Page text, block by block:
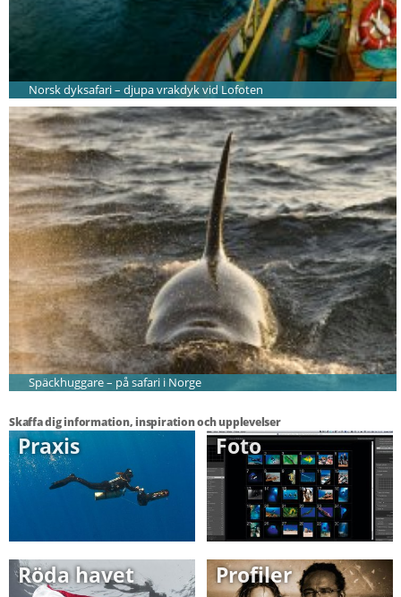
Norsk dyksafari – djupa vrakdyk vid Lofoten
Späckhuggare – på safari i Norge
Skaffa dig information, inspiration och upplevelser
Praxis Foto
Röda havet Profiler